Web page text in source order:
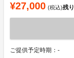
¥27,000 (税込)残り
ご提供予定時期：-